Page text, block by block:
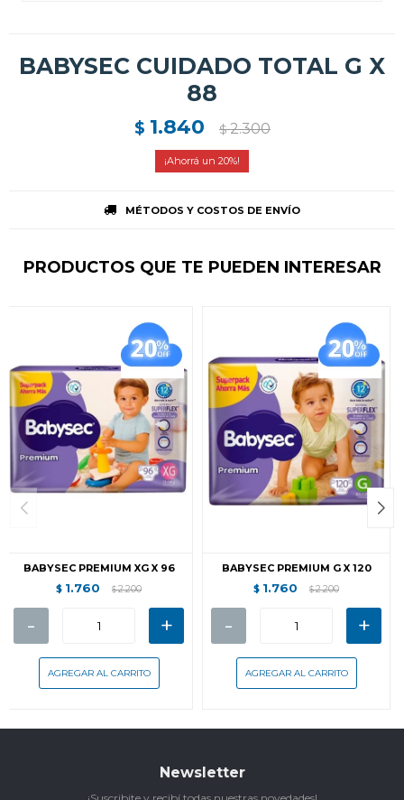
BABYSEC CUIDADO TOTAL G X
88
$ 1.840 $ 2.300
20
MÉTODOS Y COSTOS DE ENVÍO
PRODUCTOS QUE TE PUEDEN INTERESAR
BABYSEC PREMIUM XG X 96
$ 1.760 $ 2.200
- +
BABYSEC PREMIUM G X 120
$ 1.760 $ 2.200
- +
Newsletter